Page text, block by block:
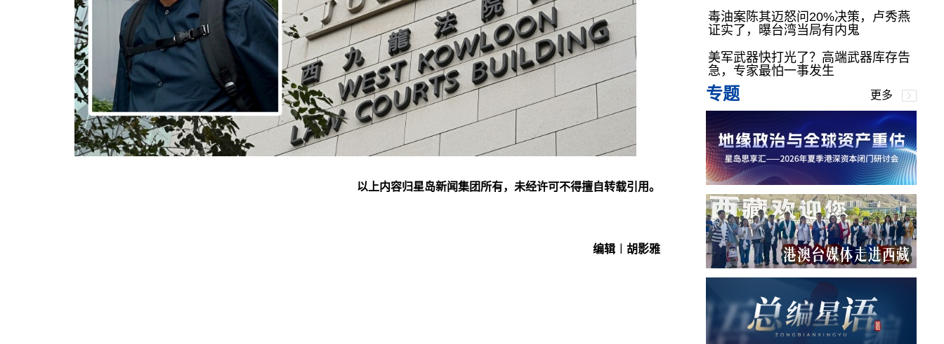
以上内容归星岛新闻集团所有，未经许可不得擅自转载引用。
编辑︱胡影雅
毒油案陈其迈怒问20%决策，卢秀燕
证实了，曝台湾当局有内鬼
美军武器快打光了？高端武器库存告
急，专家最怕一事发生
专题 更多